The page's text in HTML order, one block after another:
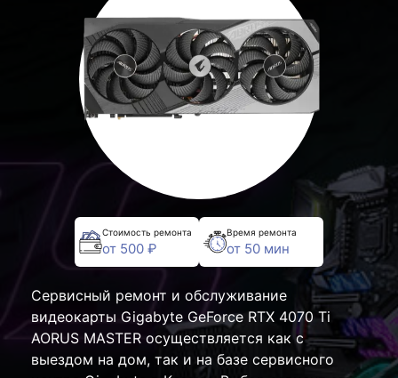
Стоимость ремонта
от 500 ₽
Время ремонта
от 50 мин
Сервисный ремонт и обслуживание
видеокарты Gigabyte GeForce RTX 4070 Ti
AORUS MASTER осуществляется как с
выездом на дом, так и на базе сервисного